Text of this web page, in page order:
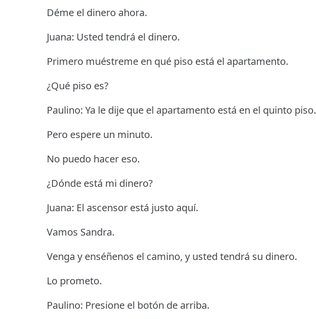
Déme el dinero ahora.
Juana: Usted tendrá el dinero.
Primero muéstreme en qué piso está el apartamento.
¿Qué piso es?
Paulino: Ya le dije que el apartamento está en el quinto piso.
Pero espere un minuto.
No puedo hacer eso.
¿Dónde está mi dinero?
Juana: El ascensor está justo aquí.
Vamos Sandra.
Venga y enséñenos el camino, y usted tendrá su dinero.
Lo prometo.
Paulino: Presione el botón de arriba.